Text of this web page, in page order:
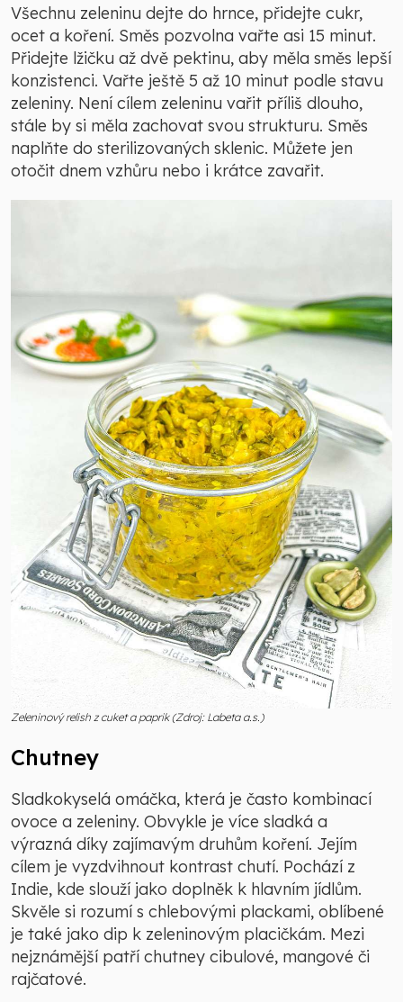
Všechnu zeleninu dejte do hrnce, přidejte cukr,
ocet a koření. Směs pozvolna vařte asi 15 minut.
Přidejte lžičku až dvě pektinu, aby měla směs lepší
konzistenci. Vařte ještě 5 až 10 minut podle stavu
zeleniny. Není cílem zeleninu vařit příliš dlouho,
stále by si měla zachovat svou strukturu. Směs
naplňte do sterilizovaných sklenic. Můžete jen
otočit dnem vzhůru nebo i krátce zavařit.
Zeleninový relish z cuket a paprik (Zdroj: Labeta a.s.)
Chutney
Sladkokyselá omáčka, která je často kombinací
ovoce a zeleniny. Obvykle je více sladká a
výrazná díky zajímavým druhům koření. Jejím
cílem je vyzdvihnout kontrast chutí. Pochází z
Indie, kde slouží jako doplněk k hlavním jídlům.
Skvěle si rozumí s chlebovými plackami, oblíbené
je také jako dip k zeleninovým placičkám. Mezi
nejznámější patří chutney cibulové, mangové či
rajčatové.